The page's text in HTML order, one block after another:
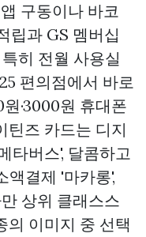
구동이나 바코
립과 GS 멤버십
히 전월 사용실
편의점에서 바로
·3000원 휴대폰
틴즈 카드는 디지
타버스', 달콤하고
액결제 '마카롱',
상위 클래스스
의 이미지 중 선택